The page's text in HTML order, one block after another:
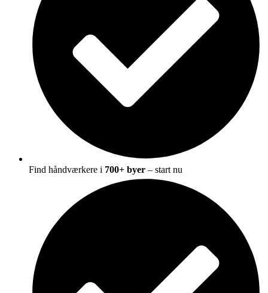
Find håndværkere i 700+ byer – start nu